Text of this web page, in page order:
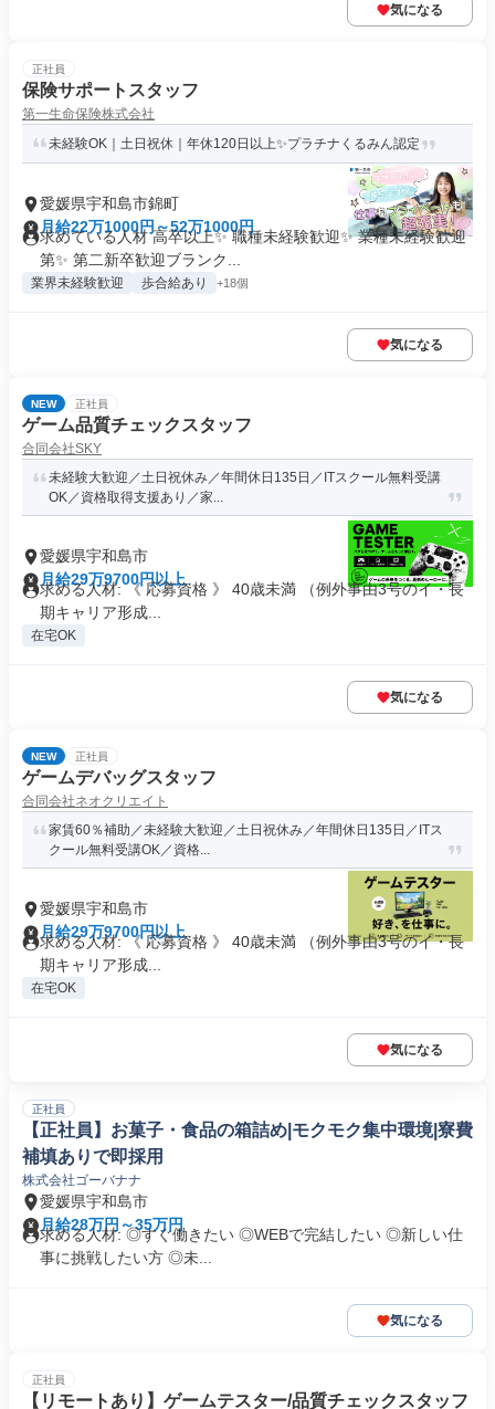
気になる
正社員
保険サポートスタッフ
第一生命保険株式会社
未経験OK｜土日祝休｜年休120日以上✨プラチナくるみん認定
愛媛県宇和島市錦町
月給22万1000円～52万1000円
求めている人材 高卒以上✨ 職種未経験歓迎✨ 業種未経験歓迎
第✨ 第二新卒歓迎ブランク...
業界未経験歓迎 歩合給あり +18個
気になる
NEW 正社員
ゲーム品質チェックスタッフ
合同会社SKY
未経験大歓迎／土日祝休み／年間休日135日／ITスクール無料受講
OK／資格取得支援あり／家...
愛媛県宇和島市
月給29万9700円以上
求める人材: 《 応募資格 》 40歳未満 （例外事由3号のイ・長
期キャリア形成...
在宅OK
気になる
NEW 正社員
ゲームデバッグスタッフ
合同会社ネオクリエイト
家賃60％補助／未経験大歓迎／土日祝休み／年間休日135日／ITス
クール無料受講OK／資格...
愛媛県宇和島市
月給29万9700円以上
求める人材: 《 応募資格 》 40歳未満 （例外事由3号のイ・長
期キャリア形成...
在宅OK
気になる
正社員
【正社員】お菓子・食品の箱詰め|モクモク集中環境|寮費
補填ありで即採用
株式会社ゴーバナナ
愛媛県宇和島市
月給28万円～35万円
求める人材: ◎すぐ働きたい ◎WEBで完結したい ◎新しい仕
事に挑戦したい方 ◎未...
気になる
正社員
【リモートあり】ゲームテスター/品質チェックスタッフ